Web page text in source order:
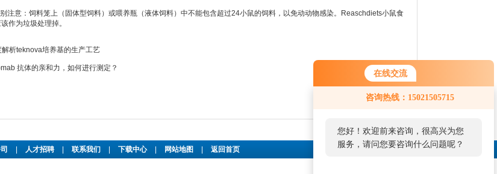
在线交流
咨询热线：15021505715
您好！欢迎前来咨询，很高兴为您
服务，请问您要咨询什么问题呢？
意：饲料笼上（固体型饲料）或喂养瓶（液体饲料）中不能包含超过24小鼠的饲料，以免动动物感染。Reaschdiets小鼠食
作为垃圾处理掉。
解析teknova培养基的生产工艺
抗体的亲和力，如何进行测定？
人才招聘 联系我们 下载中心 网站地图 返回首页